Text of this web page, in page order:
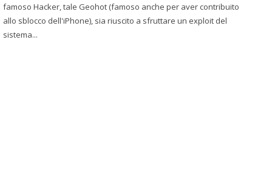
famoso Hacker, tale Geohot (famoso anche per aver contribuito
allo sblocco dell'iPhone), sia riuscito a sfruttare un exploit del
sistema...